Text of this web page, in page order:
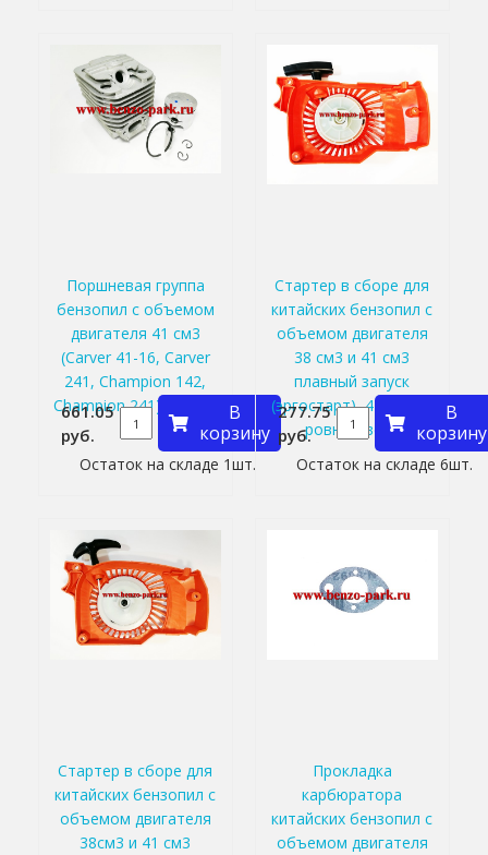
Поршневая группа
бензопил с объемом
двигателя 41 см3
(Carver 41-16, Carver
241, Champion 142,
Champion 241) (d=40,5
мм)
661.05
руб.
В
корзину
Остаток на складе 1шт.
Стартер в сборе для
китайских бензопил с
объемом двигателя
38 см3 и 41 см3
плавный запуск
(эргостарт), 4 зацепа,
ровный верх
277.75
руб.
В
корзину
Остаток на складе 6шт.
Стартер в сборе для
китайских бензопил с
объемом двигателя
38см3 и 41 см3
Прокладка
карбюратора
китайских бензопил с
объемом двигателя